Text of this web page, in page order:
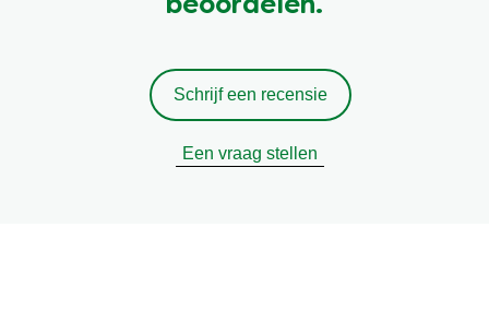
beoordelen.
Schrijf een recensie
Een vraag stellen